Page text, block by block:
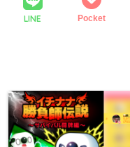
LINE Pocket